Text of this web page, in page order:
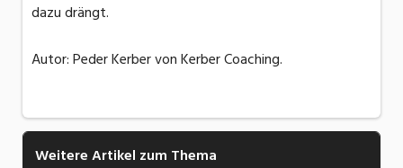
dazu drängt.
Autor: Peder Kerber von Kerber Coaching.
Weitere Artikel zum Thema